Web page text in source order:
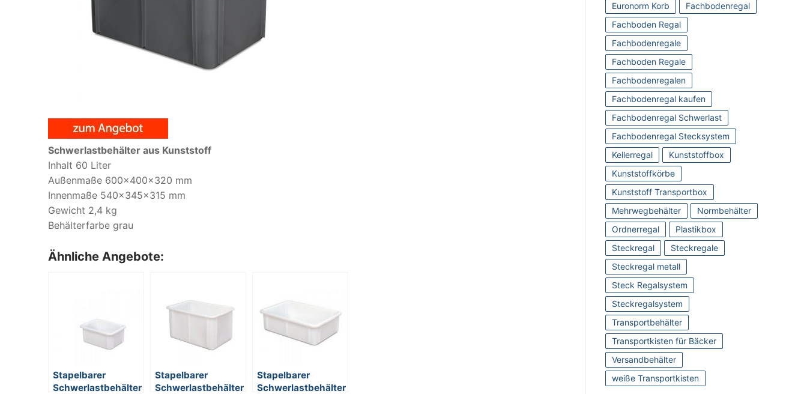
Schwerlastbehälter aus Kunststoff
Inhalt 60 Liter
Außenmaße 600x400x320 mm
Innenmaße 540x345x315 mm
Gewicht 2,4 kg
Behälterfarbe grau
Ähnliche Angebote:
Stapelbarer
Schwerlastbehälter
Stapelbarer
Schwerlastbehälter
Stapelbarer
Schwerlastbehälter
Euronorm Korb
Fachbodenregal
Fachboden Regal
Fachbodenregale
Fachboden Regale
Fachbodenregalen
Fachbodenregal kaufen
Fachbodenregal Schwerlast
Fachbodenregal Stecksystem
Kellerregal
Kunststoffbox
Kunststoffkörbe
Kunststoff Transportbox
Mehrwegbehälter
Normbehälter
Ordnerregal
Plastikbox
Steckregal
Steckregale
Steckregal metall
Steck Regalsystem
Steckregalsystem
Transportbehälter
Transportkisten für Bäcker
Versandbehälter
weiße Transportkisten